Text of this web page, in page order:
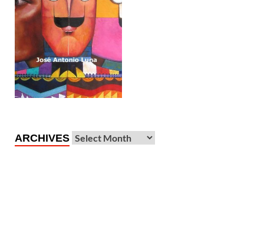
ARCHIVES